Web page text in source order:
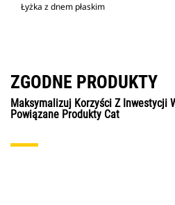
Łyżka z dnem płaskim
ZGODNE PRODUKTY
Maksymalizuj Korzyści Z Inwestycji
Powiązane Produkty Cat